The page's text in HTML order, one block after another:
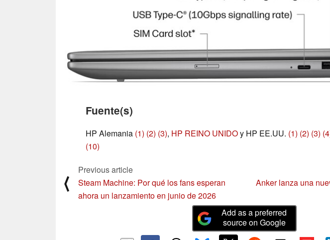
Fuente(s)
HP Alemania (1) (2) (3), HP REINO UNIDOy HP EE.UU. (1) (2) (3)
(10)
⟨
Previous article
Steam Machine: Por qué los fans esperan
ahora un lanzamiento en junio de 2026
Anker lanza una
Add as a preferred
source on Google